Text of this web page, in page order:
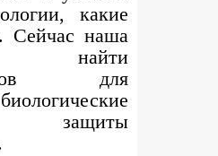
какие
Сейчас наша
найти
для
защиты